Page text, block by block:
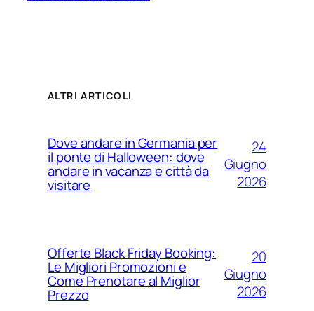
ALTRI ARTICOLI
Dove andare in Germania per
il ponte di Halloween: dove
andare in vacanza e città da
visitare
24
Giugno
2026
Offerte Black Friday Booking:
Le Migliori Promozioni e
Come Prenotare al Miglior
Prezzo
20
Giugno
2026